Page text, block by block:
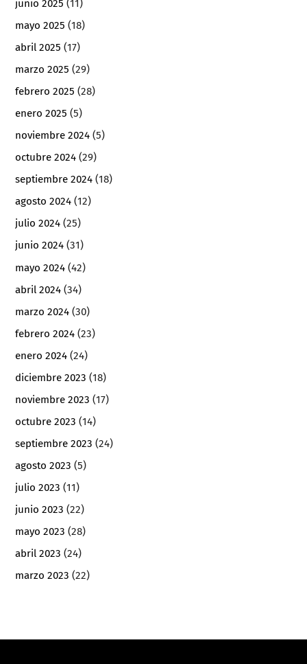
junio 2025 (11)
mayo 2025 (18)
abril 2025 (17)
marzo 2025 (29)
febrero 2025 (28)
enero 2025 (5)
noviembre 2024 (5)
octubre 2024 (29)
septiembre 2024 (18)
agosto 2024 (12)
julio 2024 (25)
junio 2024 (31)
mayo 2024 (42)
abril 2024 (34)
marzo 2024 (30)
febrero 2024 (23)
enero 2024 (24)
diciembre 2023 (18)
noviembre 2023 (17)
octubre 2023 (14)
septiembre 2023 (24)
agosto 2023 (5)
julio 2023 (11)
junio 2023 (22)
mayo 2023 (28)
abril 2023 (24)
marzo 2023 (22)